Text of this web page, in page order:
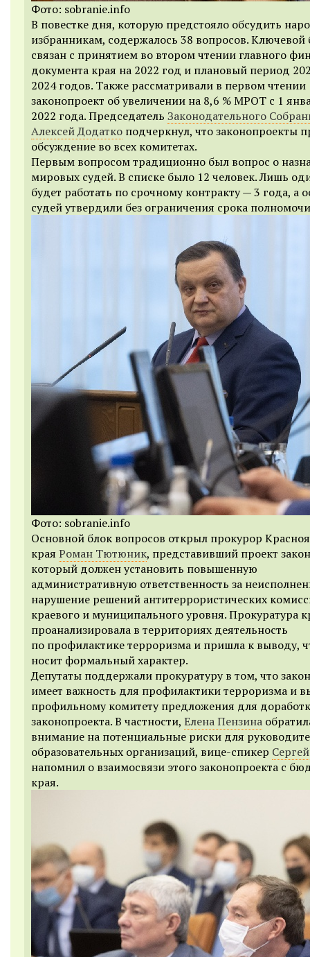
Фото: sobranie.info
В повестке дня, которую предстояло обсудить
избранникам, содержалось 38 вопросов. Ключевой
связан с принятием во втором чтении главного
документа края на 2022 год и плановый период
2024 годов. Также рассматривали в первом чтении
законопроект об увеличении на 8,6 % МРОТ с 1
2022 года. Председатель Законодательного
Алексей Додатко подчеркнул, что законопроекты
обсуждение во всех комитетах.
Первым вопросом традиционно был вопрос о
мировых судей. В списке было 12 человек. Лишь
будет работать по срочному контракту — 3 года, а
судей утвердили без ограничения срока
Фото: sobranie.info
Основной блок вопросов открыл прокурор
края Роман Тютюник, представивший проект
который должен установить повышенную
административную ответственность за
нарушение решений антитеррористических
краевого и муниципального уровня. Прокуратура
проанализировала в территориях деятельность
по профилактике терроризма и пришла к выводу,
носит формальный характер.
Депутаты поддержали прокуратуру в том, что
имеет важность для профилактики терроризма и
профильному комитету предложения для
законопроекта. В частности, Елена Пензина
внимание на потенциальные риски для
образовательных организаций, вице-спикер
напомнил о взаимосвязи этого законопроекта с
края.